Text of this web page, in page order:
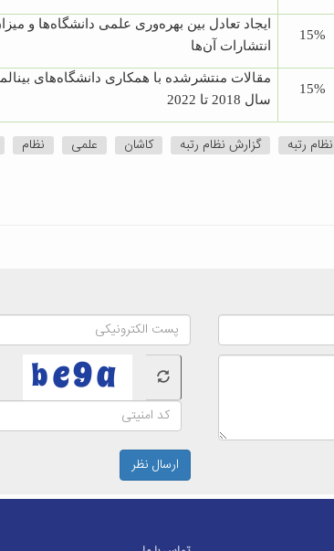
15%
ایجاد تعادل بین بهره‌وری علمی دانشگاه‌ها و
انتشارات آن‌ها
15%
مقالات منتشرشده با همکاری دانشگاه‌های
سال 2018 تا 2022
نظام رتبه گزارش نظام رتبه کاشان علمی نظام
ارسال نظر